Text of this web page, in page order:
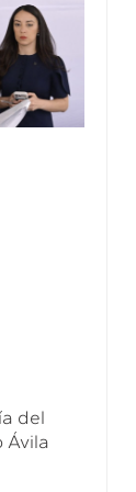
del
Ávila